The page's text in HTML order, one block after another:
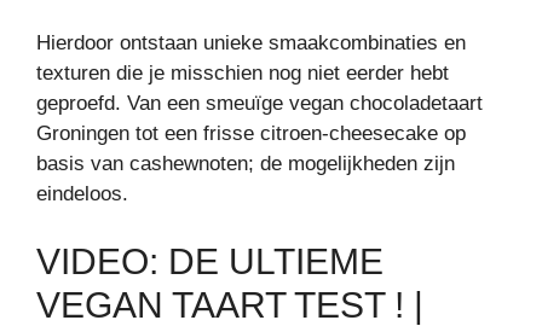
Hierdoor ontstaan unieke smaakcombinaties en
texturen die je misschien nog niet eerder hebt
geproefd. Van een smeuïge vegan chocoladetaart
Groningen tot een frisse citroen-cheesecake op
basis van cashewnoten; de mogelijkheden zijn
eindeloos.
VIDEO: DE ULTIEME
VEGAN TAART TEST ! |